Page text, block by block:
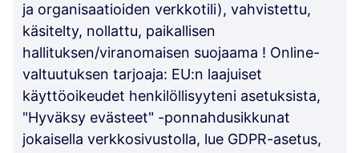
ja organisaatioiden verkkotili), vahvistettu,
käsitelty, nollattu, paikallisen
hallituksen/viranomaisen suojaama ! Online-
valtuutuksen tarjoaja: EU:n laajuiset
käyttöoikeudet henkilöllisyyteni asetuksista,
"Hyväksy evästeet" -ponnahdusikkunat
jokaisella verkkosivustolla, lue GDPR-asetus,